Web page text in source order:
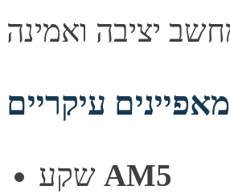
מאפיינים עיקריים
AM5